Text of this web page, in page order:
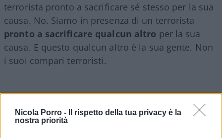
Nicola Porro -
Il rispetto della tua privacy è la
nostra priorità
terrorista pronto a sacrificare sé stesso per la sua
causa. No. Siamo in presenza di un terrorista
pronto a sacrificare qualcun altro per la sua
causa. E questo qualcun altro è la sua gente. Non
i suoi compari terroristi.
Gli esperti stimano infatti che ci siano fra i 17 e 20
mila criminali effettivamente arruolati nelle file di